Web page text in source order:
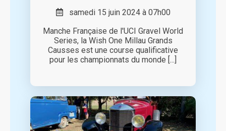
samedi 15 juin 2024 à 07h00
Manche Française de l'UCI Gravel World
Series, la Wish One Millau Grands
Causses est une course qualificative
pour les championnats du monde [...]